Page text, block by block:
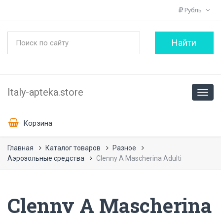
Рубль
Italy-apteka.store
Корзина
Главная Каталог товаров
Разное
Аэрозольные средства
Clenny A Mascherina Adulti
Clenny A Mascherina